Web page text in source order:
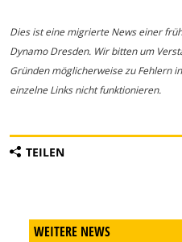
Dies ist eine migrierte News einer
Dynamo Dresden. Wir bitten um
Gründen möglicherweise zu Fehlern
einzelne Links nicht funktionieren.
TEILEN
WEITERE NEWS